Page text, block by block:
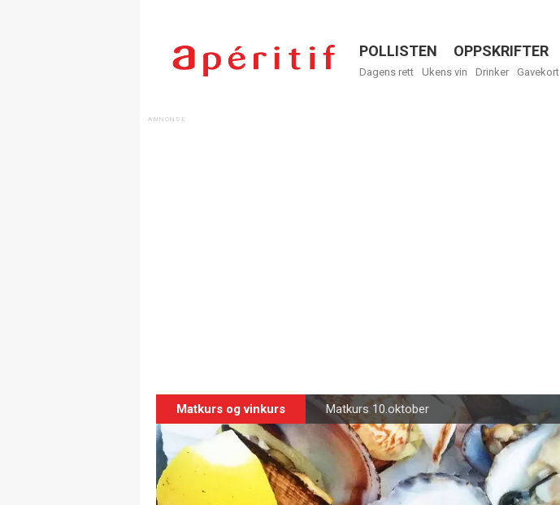
Menu
POLLISTEN OPPSKRIFTER
Dagens rett Ukens vin Drinker Gavekort
Matkurs og vinkurs Matkurs 10.oktober